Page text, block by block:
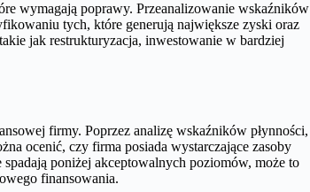
wymagają poprawy. Przeanalizowanie wskaźników
tych, które generują największe zyski oraz
jak restrukturyzacja, inwestowanie w bardziej
firmy. Poprzez analizę wskaźników płynności,
ocenić, czy firma posiada wystarczające zasoby
poniżej akceptowalnych poziomów, może to
finansowania.